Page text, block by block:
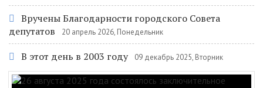
Вручены Благодарности городского Совета
депутатов
20 апрель 2026, Понедельник
В этот день в 2003 году 09 декабрь 2025, Вторник